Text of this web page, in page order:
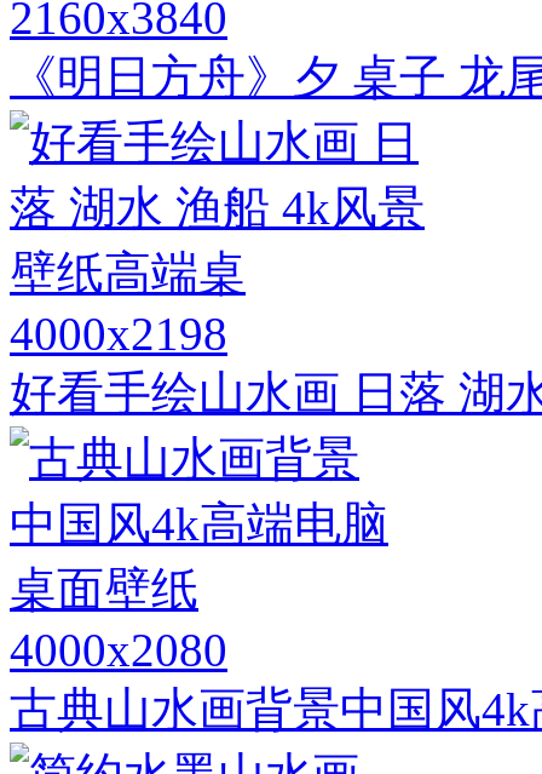
2160x3840
《明日方舟》夕 桌子 龙
4000x2198
好看手绘山水画 日落 湖
4000x2080
古典山水画背景中国风